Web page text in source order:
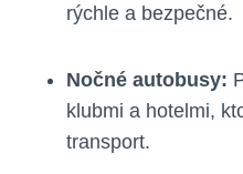
rýchle a bezpečné.
Nočné autobusy:
klubmi a hotelmi,
transport.